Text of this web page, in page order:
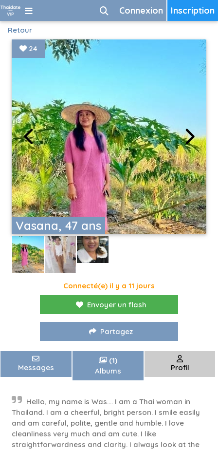
Inscription
Connexion
Retour
Vasana, 47 ans
24
Connecté(e) il y a 11 jours
Envoyer un flash
Partagez
Messages
(1)
Albums
Profil
Hello, my name is Was.... I am a Thai woman in
Thailand. I am a cheerful, bright person. I smile easily
and am careful, polite, gentle and humble. I love
cleanliness very much and am cute. I like
straightforwardness and clarity. I always look at the